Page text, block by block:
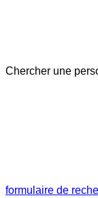
Chercher une
formulaire de